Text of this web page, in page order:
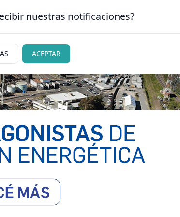
DE BARILOCHE CLASIFICADOS
Judiciales
nuestras notificaciones?
ACEPTAR